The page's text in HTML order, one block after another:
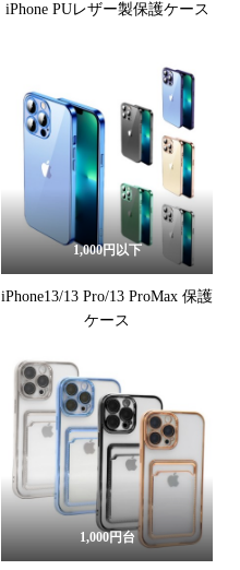
iPhone PUレザー製保護ケース
1,000円以下
iPhone13/13 Pro/13 ProMax 保護
ケース
1,000円台